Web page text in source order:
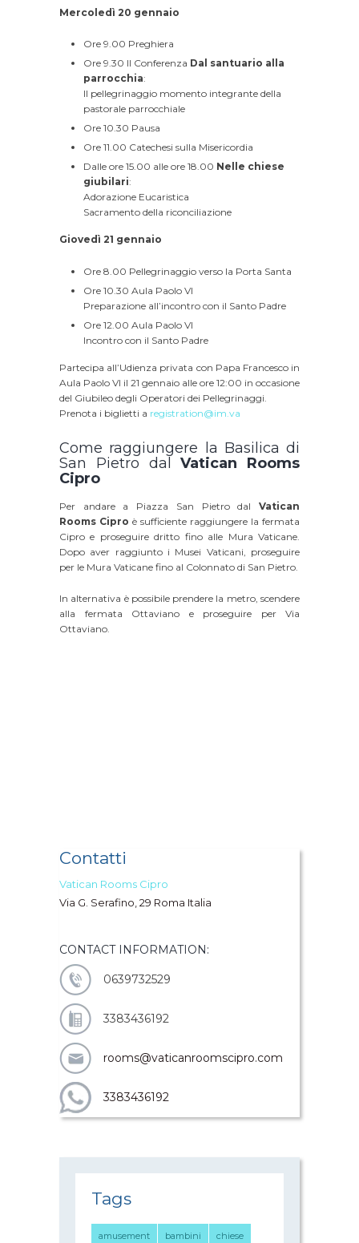
Mercoledì 20 gennaio
Ore 9.00 Preghiera
Ore 9.30 II Conferenza Dal santuario alla
parrocchia:
Il pellegrinaggio momento integrante della
pastorale parrocchiale
Ore 10.30 Pausa
Ore 11.00 Catechesi sulla Misericordia
Dalle ore 15.00 alle ore 18.00 Nelle chiese
giubilari:
Adorazione Eucaristica
Sacramento della riconciliazione
Giovedì 21 gennaio
Ore 8.00 Pellegrinaggio verso la Porta Santa
Ore 10.30 Aula Paolo VI
Preparazione all’incontro con il Santo Padre
Ore 12.00 Aula Paolo VI
Incontro con il Santo Padre
Partecipa all’Udienza privata con Papa Francesco in
Aula Paolo VI il 21 gennaio alle ore 12:00 in occasione
del Giubileo degli Operatori dei Pellegrinaggi.
Prenota i biglietti a registration@im.va
Come raggiungere la Basilica di
San Pietro dalVatican Rooms
Cipro
Per andare a Piazza San Pietro dal Vatican
Rooms Cipro è sufficiente raggiungere la fermata
Cipro e proseguire dritto fino alle Mura Vaticane.
Dopo aver raggiunto i Musei Vaticani, proseguire
per le Mura Vaticane fino al Colonnato di San Pietro.
In alternativa è possibile prendere la metro, scendere
alla fermata Ottaviano e proseguire per Via
Ottaviano.
Contatti
Vatican Rooms Cipro
Via G. Serafino, 29 Roma Italia
CONTACT INFORMATION:
0639732529
3383436192
rooms@vaticanroomscipro.com
3383436192
Tags
amusement bambini chiese